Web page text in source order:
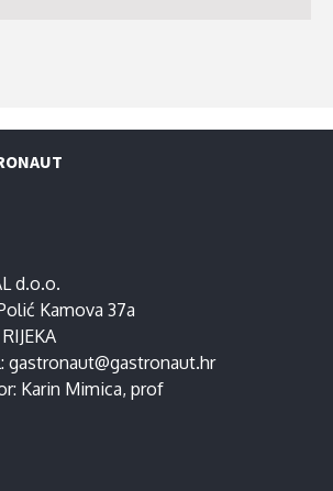
d.o.o.
Kamova 37a
gastronaut@gastronaut.hr
Karin Mimica, prof